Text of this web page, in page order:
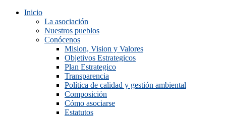
Inicio
La asociación
Nuestros pueblos
Conócenos
Mision, Vision y Valores
Objetivos Estrategicos
Plan Estrategico
Transparencia
Política de calidad y gestión ambiental
Composición
Cómo asociarse
Estatutos